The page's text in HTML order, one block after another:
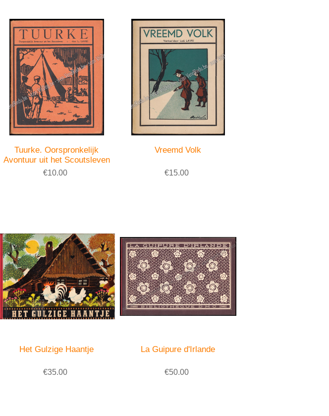
Tuurke. Oorspronkelijk
Avontuur uit het Scoutsleven
€10.00
Vreemd Volk
€15.00
Het Gulzige Haantje
€35.00
La Guipure d'Irlande
€50.00